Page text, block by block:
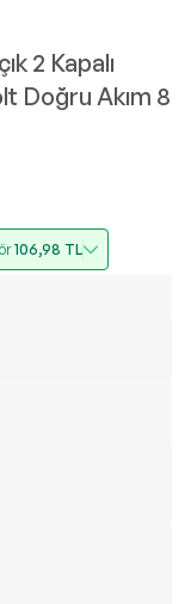
2 Kapalı
Doğru Akım 8
106,98 TL